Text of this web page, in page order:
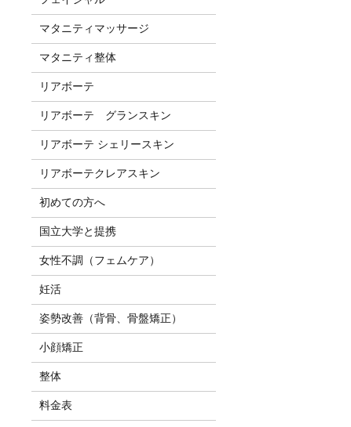
マタニティマッサージ
マタニティ整体
リアボーテ
リアボーテ グランスキン
リアボーテ シェリースキン
リアボーテクレアスキン
初めての方へ
国立大学と提携
女性不調（フェムケア）
妊活
姿勢改善（背骨、骨盤矯正）
小顔矯正
整体
料金表